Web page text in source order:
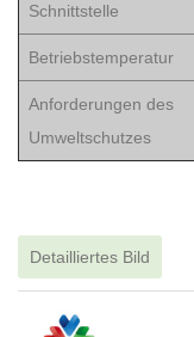
Schnittstelle
Betriebstemperatur
Anforderungen des
Umweltschutzes
Detailliertes Bild